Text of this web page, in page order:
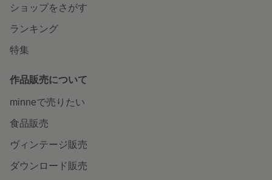
ショップをさがす
ランキング
特集
作品販売について
minneで売りたい
食品販売
ヴィンテージ販売
ダウンロード販売